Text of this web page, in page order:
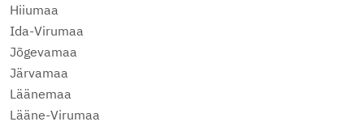
Hiiumaa
Ida-Virumaa
Jõgevamaa
Järvamaa
Läänemaa
Lääne-Virumaa